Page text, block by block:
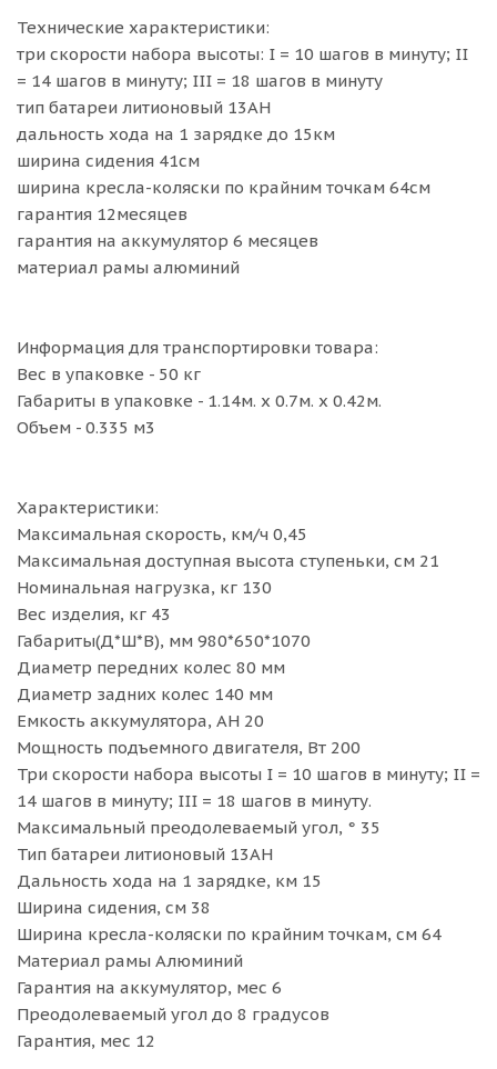
Технические характеристики:
три скорости набора высоты: I = 10 шагов в минуту; II
= 14 шагов в минуту; III = 18 шагов в минуту
тип батареи литионовый 13AH
дальность хода на 1 зарядке до 15км
ширина сидения 41см
ширина кресла-коляски по крайним точкам 64см
гарантия 12месяцев
гарантия на аккумулятор 6 месяцев
материал рамы алюминий
Информация для транспортировки товара:
Вес в упаковке - 50 кг
Габариты в упаковке - 1.14м. x 0.7м. x 0.42м.
Объем - 0.335 м3
Характеристики:
Максимальная скорость, км/ч 0,45
Максимальная доступная высота ступеньки, см 21
Номинальная нагрузка, кг 130
Вес изделия, кг 43
Габариты(Д*Ш*В), мм 980*650*1070
Диаметр передних колес 80 мм
Диаметр задних колес 140 мм
Емкость аккумулятора, АН 20
Мощность подъемного двигателя, Вт 200
Три скорости набора высоты I = 10 шагов в минуту; II =
14 шагов в минуту; III = 18 шагов в минуту.
Максимальный преодолеваемый угол, ° 35
Тип батареи литионовый 13AH
Дальность хода на 1 зарядке, км 15
Ширина сидения, см 38
Ширина кресла-коляски по крайним точкам, см 64
Материал рамы Алюминий
Гарантия на аккумулятор, мес 6
Преодолеваемый угол до 8 градусов
Гарантия, мес 12